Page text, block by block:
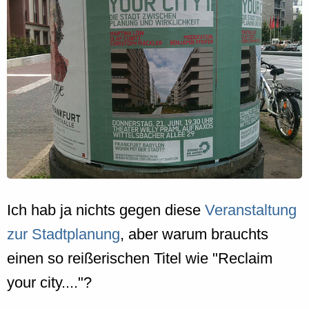
Ich hab ja nichts gegen diese Veranstaltung
zur Stadtplanung, aber warum brauchts
einen so reißerischen Titel wie "Reclaim
your city...."?